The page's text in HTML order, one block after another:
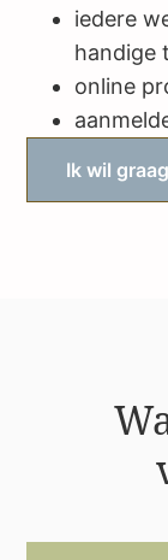
iedere
handige
online
Ik wil